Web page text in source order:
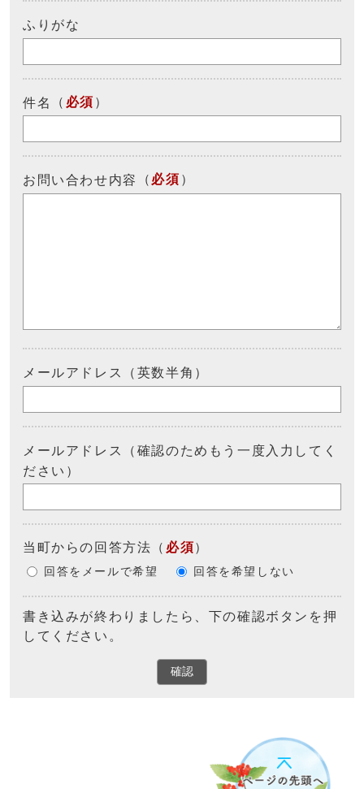
ふりがな
件名 （ 必須 ）
お問い合わせ内容 （ 必須 ）
メールアドレス（英数半角）
メールアドレス（確認のためもう一度入力してく
ださい）
当町からの回答方法 （ 必須）
回答をメールで希望 回答を希望しない
書き込みが終わりましたら、下の確認ボタンを押
してください。
確認